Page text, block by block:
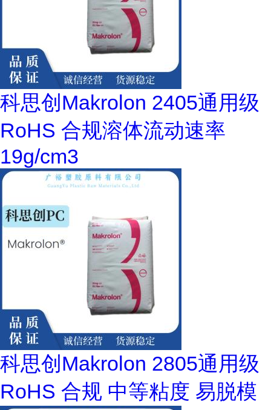
科思创Makrolon 2405通用级
RoHS 合规溶体流动速率
19g/cm3
科思创Makrolon 2805通用级
RoHS 合规 中等粘度 易脱模